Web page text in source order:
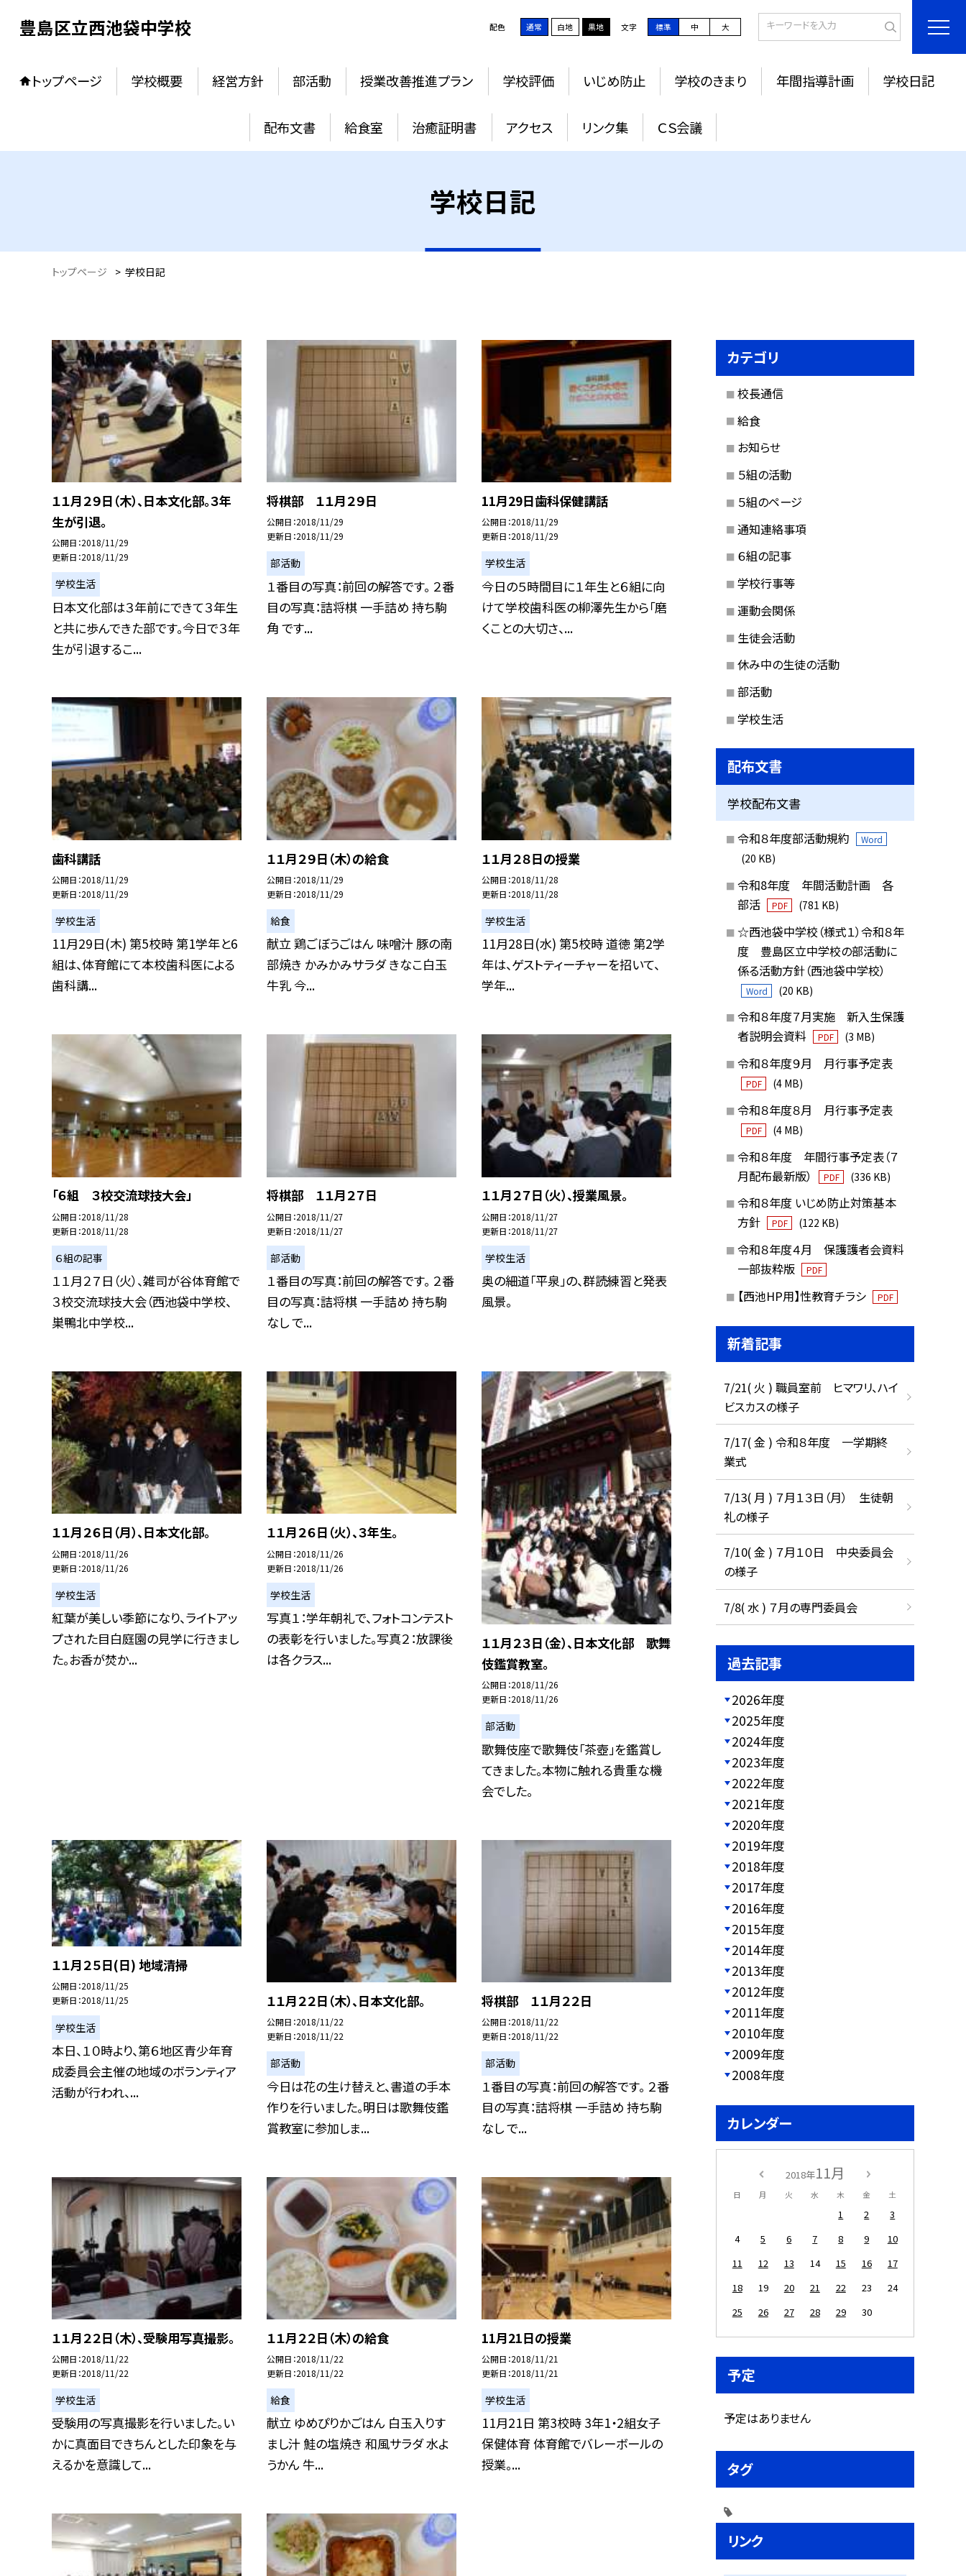
豊島区立西池袋中学校 配色 通常 白地 黒地 文字 標準 中 大
トップページ 学校概要 経営方針 部活動 授業改善推進プラン 学校評価 いじめ防止 学校のきまり 年間指導計画 学校日記
配布文書 給食室 治癒証明書 アクセス リンク集 ＣＳ会議
学校日記
トップページ > 学校日記
１１月２９日（木）、日本文化部。３年
生が引退。
公開日 2018/11/29
更新日 2018/11/29
学校生活
日本文化部は３年前にできて３年生
と共に歩んできた部です。今日で３年
生が引退するこ...
将棋部 １１月２９日
公開日 2018/11/29
更新日 2018/11/29
部活動
１番目の写真：前回の解答です。 ２番
目の写真：詰将棋 一手詰め 持ち駒
角 です...
11月29日歯科保健講話
公開日 2018/11/29
更新日 2018/11/29
学校生活
今日の５時間目に１年生と６組に向
けて学校歯科医の柳澤先生から「磨
くことの大切さ、...
歯科講話
公開日 2018/11/29
更新日 2018/11/29
学校生活
11月29日(木) 第5校時 第1学年と6
組は、体育館にて本校歯科医による
歯科講...
１１月２９日（木）の給食
公開日 2018/11/29
更新日 2018/11/29
給食
献立 鶏ごぼうごはん 味噌汁 豚の南
部焼き かみかみサラダ きなこ白玉
牛乳 今...
１１月２８日の授業
公開日 2018/11/28
更新日 2018/11/28
学校生活
11月28日(水) 第5校時 道徳 第2学
年は、ゲストティーチャーを招いて、
学年...
「６組 ３校交流球技大会」
公開日 2018/11/28
更新日 2018/11/28
６組の記事
１１月２７日（火）、雑司が谷体育館で
３校交流球技大会（西池袋中学校、
巣鴨北中学校...
将棋部 １１月２７日
公開日 2018/11/27
更新日 2018/11/27
部活動
１番目の写真：前回の解答です。 ２番
目の写真：詰将棋 一手詰め 持ち駒
なし で...
１１月２７日（火）、授業風景。
公開日 2018/11/27
更新日 2018/11/27
学校生活
奥の細道「平泉」の、群読練習と発表
風景。
１１月２６日（月）、日本文化部。
公開日 2018/11/26
更新日 2018/11/26
学校生活
紅葉が美しい季節になり、ライトアッ
プされた目白庭園の見学に行きまし
た。お香が焚か...
１１月２６日（火）、３年生。
公開日 2018/11/26
更新日 2018/11/26
学校生活
写真１：学年朝礼で、フォトコンテスト
の表彰を行いました。写真２：放課後
は各クラス...
１１月２３日（金）、日本文化部 歌舞
伎鑑賞教室。
公開日 2018/11/26
更新日 2018/11/26
部活動
歌舞伎座で歌舞伎「茶壺」を鑑賞し
てきました。本物に触れる貴重な機
会でした。
１１月２５日(日) 地域清掃
公開日 2018/11/25
更新日 2018/11/25
学校生活
本日、１０時より、第６地区青少年育
成委員会主催の地域のボランティア
活動が行われ、...
１１月２２日（木）、日本文化部。
公開日 2018/11/22
更新日 2018/11/22
部活動
今日は花の生け替えと、書道の手本
作りを行いました。明日は歌舞伎鑑
賞教室に参加しま...
将棋部 １１月２２日
公開日 2018/11/22
更新日 2018/11/22
部活動
１番目の写真：前回の解答です。 ２番
目の写真：詰将棋 一手詰め 持ち駒
なし で...
１１月２２日（木）、受験用写真撮影。
公開日 2018/11/22
更新日 2018/11/22
学校生活
受験用の写真撮影を行いました。い
かに真面目できちんとした印象を与
えるかを意識して...
１１月２２日（木）の給食
公開日 2018/11/22
更新日 2018/11/22
給食
献立 ゆめぴりかごはん 白玉入りす
まし汁 鮭の塩焼き 和風サラダ 水よ
うかん 牛...
11月21日の授業
公開日 2018/11/21
更新日 2018/11/21
学校生活
11月21日 第3校時 3年1・2組女子
保健体育 体育館でバレーボールの
授業。...
カテゴリ
校長通信
給食
お知らせ
５組の活動
５組のページ
通知連絡事項
６組の記事
学校行事等
運動会関係
生徒会活動
休み中の生徒の活動
部活動
学校生活
配布文書
学校配布文書
令和８年度部活動規約 Word
(20 KB)
令和8年度 年間活動計画 各
部活
PDF (781 KB)
☆西池袋中学校（様式１）令和８年
度 豊島区立中学校の部活動に
係る活動方針（西池袋中学校）
Word (20 KB)
令和８年度７月実施 新入生保護
者説明会資料
PDF (3 MB)
令和８年度９月 月行事予定表
PDF (4 MB)
令和８年度８月 月行事予定表
PDF (4 MB)
令和８年度 年間行事予定表（７
月配布最新版）
PDF (336 KB)
令和８年度 いじめ防止対策基本
方針
PDF (122 KB)
令和８年度４月 保護護者会資料
一部抜粋版
PDF
【西池HP用】性教育チラシ PDF
新着記事
7/21( 火 ) 職員室前 ヒマワリ、ハイ
ビスカスの様子
7/17( 金 ) 令和８年度 一学期終
業式
7/13( 月 ) ７月１３日（月） 生徒朝
礼の様子
7/10( 金 ) ７月１０日 中央委員会
の様子
7/8( 水 ) ７月の専門委員会
過去記事
2026年度
2025年度
2024年度
2023年度
2022年度
2021年度
2020年度
2019年度
2018年度
2017年度
2016年度
2015年度
2014年度
2013年度
2012年度
2011年度
2010年度
2009年度
2008年度
カレンダー
2018年11月
日 月 火 水 木 金 土
1 2
3
4
5 6 7 8 9
10
11
12 13 14 15 16
17
18
19 20 21 22 23
24
25
26 27 28 29 30
予定
予定はありません
タグ
リンク